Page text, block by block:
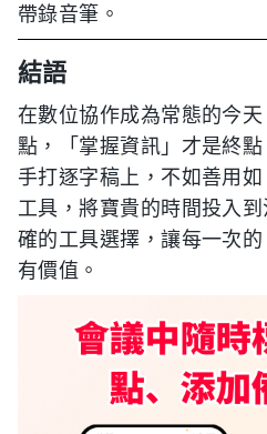
帶錄音筆。
結語
在數位協作成為常態的今
點，「掌握資訊」才是終
手打逐字稿上，不如善用如
工具，將寶貴的時間投入
確的工具選擇，讓每一次
有價值。